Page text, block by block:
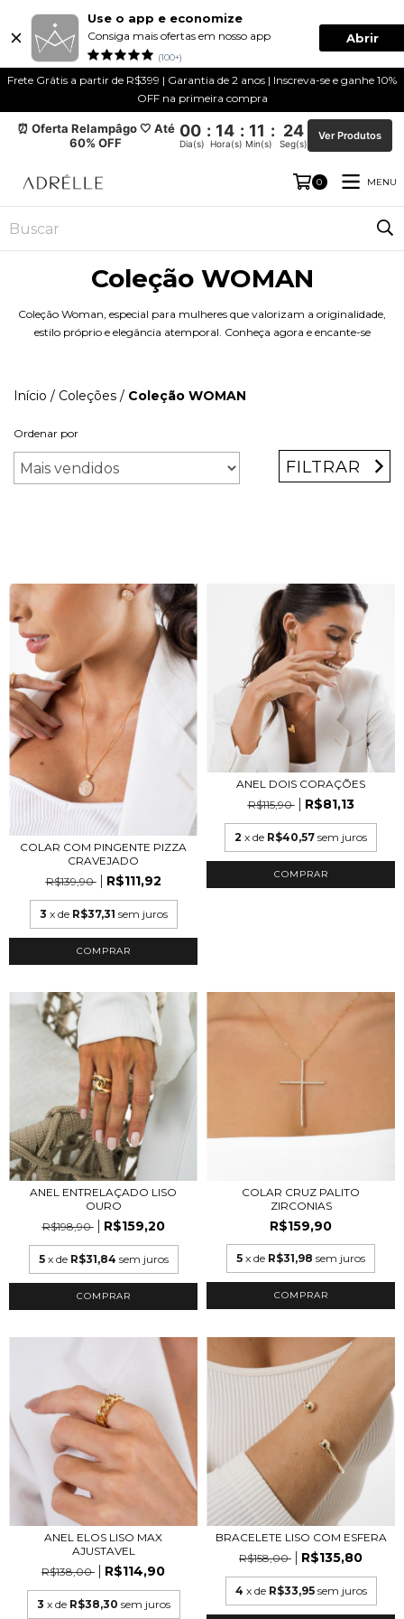
Use o app e economize
Consiga mais ofertas em nosso app
(100+)
Abrir
Frete Grátis a partir de R$399 | Garantia de 2 anos | Inscreva-se e ganhe 10%
OFF na primeira compra
⏰ Oferta Relampâgo 🤍 Até
60% OFF
00 : 14 : 11 : 24
Dia(s) Hora(s) Min(s) Seg(s)
Ver Produtos
0 MENU
Coleção WOMAN
Coleção Woman, especial para mulheres que valorizam a originalidade,
estilo próprio e elegância atemporal. Conheça agora e encante-se
Início / Coleções / Coleção WOMAN
Ordenar por
FILTRAR
COLAR COM PINGENTE PIZZA
CRAVEJADO
R$139,90
R$111,92
3 x de R$37,31 sem juros
COMPRAR
ANEL DOIS CORAÇÕES
R$115,90
R$81,13
2 x de R$40,57 sem juros
COMPRAR
ANEL ENTRELAÇADO LISO
OURO
R$198,90
R$159,20
5 x de R$31,84 sem juros
COMPRAR
COLAR CRUZ PALITO
ZIRCONIAS
R$159,90
5 x de R$31,98 sem juros
COMPRAR
ANEL ELOS LISO MAX
AJUSTAVEL
R$138,00
R$114,90
3 x de R$38,30 sem juros
BRACELETE LISO COM ESFERA
R$158,00
R$135,80
4 x de R$33,95 sem juros